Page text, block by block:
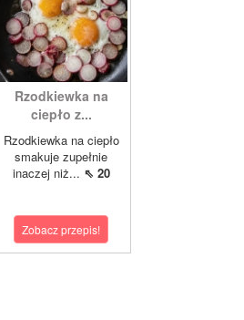
Rzodkiewka na
ciepło z...
Rzodkiewka na ciepło
smakuje zupełnie
inaczej niż... ⇖ 20
Zobacz przepis!